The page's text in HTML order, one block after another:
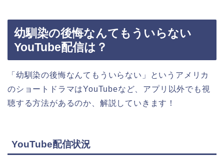
幼馴染の後悔なんてもういらない
YouTube配信は？
「幼馴染の後悔なんてもういらない」というアメリカ
のショートドラマはYouTubeなど、アプリ以外でも視
聴する方法があるのか、解説していきます！
YouTube配信状況